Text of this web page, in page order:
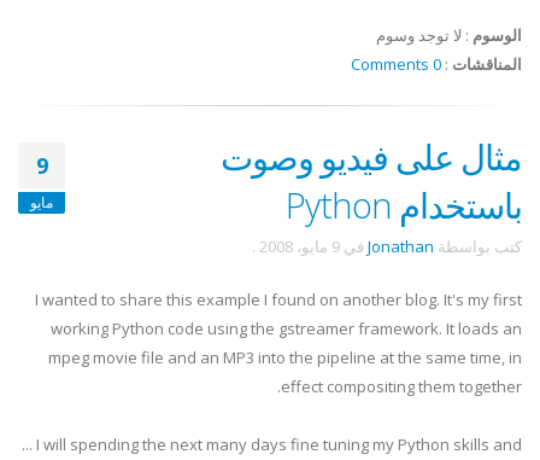
الوسوم : لا توجد وسوم
المناقشات :
0 Comments
9
مايو
مثال على فيديو وصوت
باستخدام Python
كتب بواسطة Jonathan في 9 مايو، 2008 .
I wanted to share this example I found on another blog. It's my first
working Python code using the gstreamer framework. It loads an
mpeg movie file and an MP3 into the pipeline at the same time, in
effect compositing them together.
I will spending the next many days fine tuning my Python skills and ...